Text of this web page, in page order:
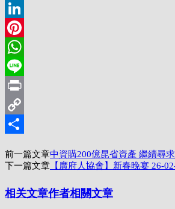
Twitter
LinkedIn
Pinterest
WhatsApp
Line
Print
Copy
享
前一篇文章中資購200億昆省資產 繼續尋
下一篇文章 【廣府人協會】新春晚宴 26-
相关文章作者相關文章